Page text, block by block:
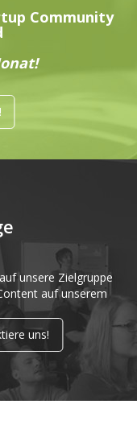
Community
unsere Zielgruppe
auf unserem
uns!